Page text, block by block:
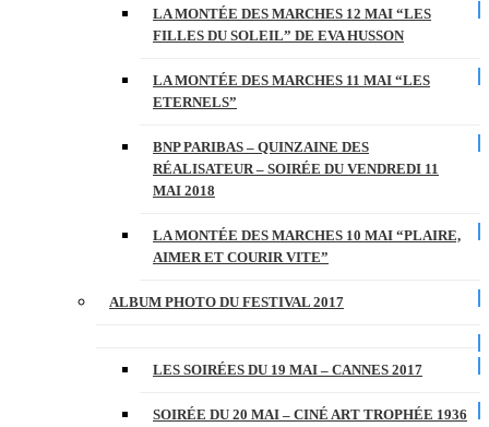
LA MONTÉE DES MARCHES 12 MAI “LES
FILLES DU SOLEIL” DE EVA HUSSON
LA MONTÉE DES MARCHES 11 MAI “LES
ETERNELS”
BNP PARIBAS – QUINZAINE DES
RÉALISATEUR – SOIRÉE DU VENDREDI 11
MAI 2018
LA MONTÉE DES MARCHES 10 MAI “PLAIRE,
AIMER ET COURIR VITE”
ALBUM PHOTO DU FESTIVAL 2017
LES SOIRÉES DU 19 MAI – CANNES 2017
SOIRÉE DU 20 MAI – CINÉ ART TROPHÉE 1936